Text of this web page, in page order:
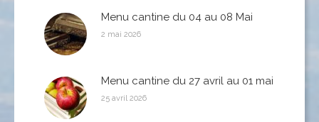
Menu cantine du 04 au 08 Mai
2 mai 2026
Menu cantine du 27 avril au 01 mai
25 avril 2026